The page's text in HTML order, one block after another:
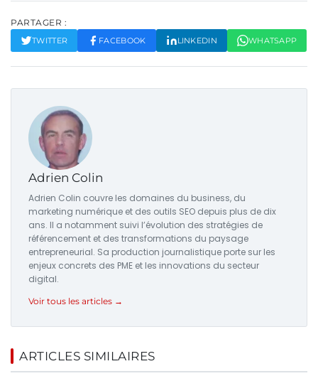
PARTAGER :
TWITTER FACEBOOK LINKEDIN WHATSAPP
Adrien Colin
Adrien Colin couvre les domaines du business, du
marketing numérique et des outils SEO depuis plus de dix
ans. Il a notamment suivi l’évolution des stratégies de
référencement et des transformations du paysage
entrepreneurial. Sa production journalistique porte sur les
enjeux concrets des PME et les innovations du secteur
digital.
Voir tous les articles →
ARTICLES SIMILAIRES